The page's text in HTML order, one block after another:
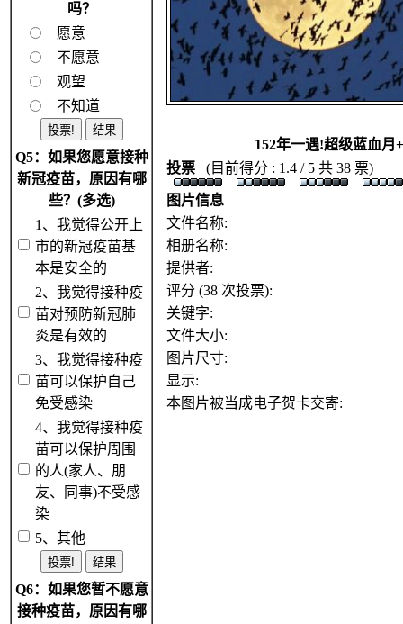
吗？
愿意
不愿意
观望
不知道
Q5：如果您愿意接种
新冠疫苗，原因有哪
些？(多选)
1、我觉得公开上
市的新冠疫苗基
本是安全的
2、我觉得接种疫
苗对预防新冠肺
炎是有效的
3、我觉得接种疫
苗可以保护自己
免受感染
4、我觉得接种疫
苗可以保护周围
的人(家人、朋
友、同事)不受感
染
5、其他
Q6：如果您暂不愿意
接种疫苗，原因有哪
152年一遇!超级蓝血月
投票
(目前得分 : 1.4 / 5 共 38 票)
图片信息
文件名称:
相册名称:
提供者:
评分 (38 次投票):
关键字:
文件大小:
图片尺寸:
显示:
本图片被当成电子贺卡交寄: